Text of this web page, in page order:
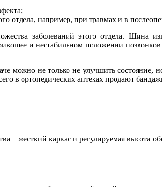
например, при травмах и в
заболеваний этого отдела. Шина
и нестабильном положении
можно не только не улучшить состояние,
в ортопедических аптеках продают
– жесткий каркас и регулируемая высота